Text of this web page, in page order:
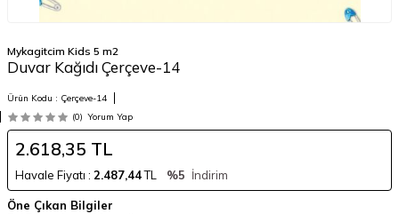
Mykagitcim Kids 5 m2
Duvar Kağıdı Çerçeve-14
Ürün Kodu : Çerçeve-14
(0) Yorum Yap
2.618,35 TL
Havale Fiyatı : 2.487,44TL %5 İndirim
Öne Çıkan Bilgiler